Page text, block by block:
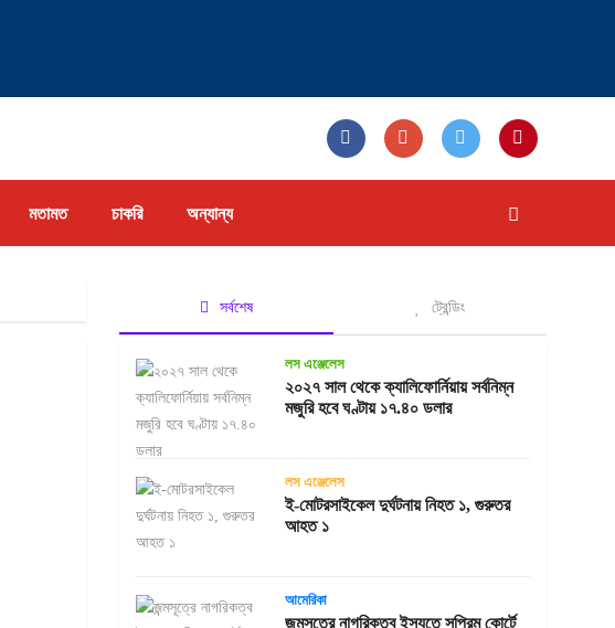
মতামত চাকরি অন্যান্য
সর্বশেষ ট্রেন্ডিং
লস এঞ্জেলেস
২০২৭ সাল থেকে ক্যালিফোর্নিয়ায় সর্বনিম্ন
মজুরি হবে ঘণ্টায় ১৭.৪০ ডলার
লস এঞ্জেলেস
ই-মোটরসাইকেল দুর্ঘটনায় নিহত ১, গুরুতর
আহত ১
আমেরিকা
জন্মসূত্রে নাগরিকত্ব ইস্যুতে সুপ্রিম কোর্টে